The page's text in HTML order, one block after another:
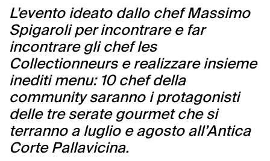
L'evento ideato dallo chef Massimo
Spigaroli per incontrare e far
incontrare gli chef les
Collectionneurs e realizzare insieme
inediti menu: 10 chef della
community saranno i protagonisti
delle tre serate gourmet che si
terranno a luglio e agosto all’Antica
Corte Pallavicina.